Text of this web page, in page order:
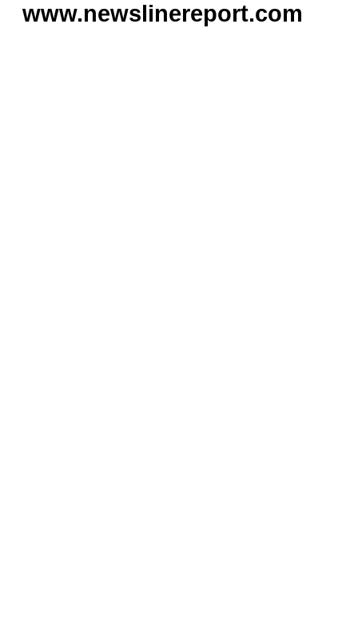
www.newslinereport.com